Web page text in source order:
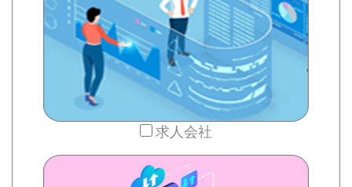
求人会社